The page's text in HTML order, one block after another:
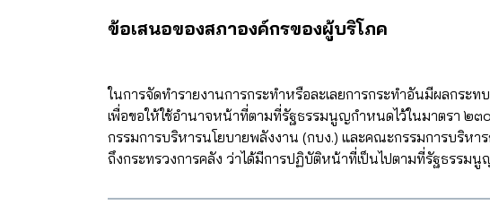
ข้อเสนอของสภาองค์กรของผู้บริโภค
ในการจัดทำรายงานการกระทำหรือละเลยการกระทำอันมีผลกร
เพื่อขอให้ใช้อำนาจหน้าที่ตามที่รัฐธรรมนูญกำหนดไว้ในมาตรา ๒
กรรมการบริหารนโยบายพลังงาน (กบง.) และคณะกรรมการบริห
ถึงกระทรวงการคลัง ว่าได้มีการปฏิบัติหน้าที่เป็นไปตามที่รัฐธรรม